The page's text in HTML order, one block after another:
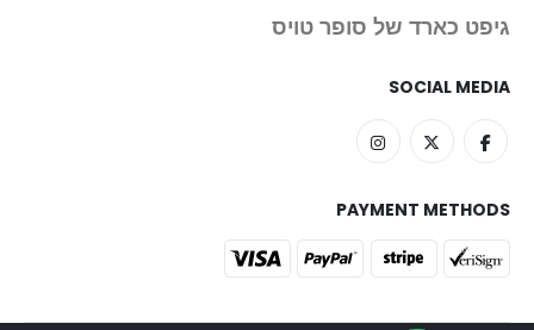
גיפט כארד של סופר טויס
SOCIAL MEDIA
PAYMENT METHODS